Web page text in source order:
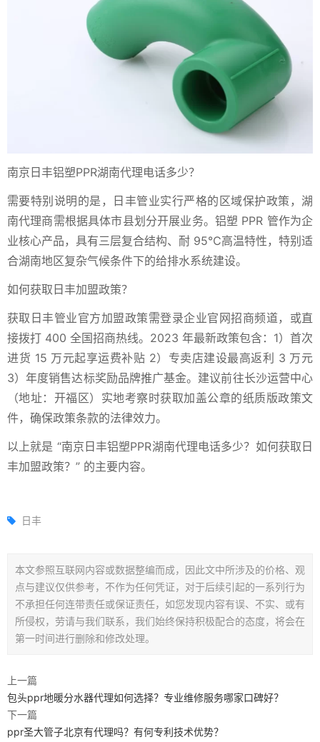
南京日丰铝塑PPR湖南代理电话多少？
需要特别说明的是，日丰管业实行严格的区域保护政策，湖
南代理商需根据具体市县划分开展业务。铝塑 PPR 管作为企
业核心产品，具有三层复合结构、耐 95℃高温特性，特别适
合湖南地区复杂气候条件下的给排水系统建设。
如何获取日丰加盟政策？
获取日丰管业官方加盟政策需登录企业官网招商频道，或直
接拨打 400 全国招商热线。2023 年最新政策包含：1）首次
进货 15 万元起享运费补贴 2）专卖店建设最高返利 3 万元
3）年度销售达标奖励品牌推广基金。建议前往长沙运营中心
（地址：开福区）实地考察时获取加盖公章的纸质版政策文
件，确保政策条款的法律效力。
以上就是 “南京日丰铝塑PPR湖南代理电话多少？如何获取日
丰加盟政策？” 的主要内容。
日丰
本文参照互联网内容或数据整编而成，因此文中所涉及的价格、观
点与建议仅供参考，不作为任何凭证，对于后续引起的一系列行为
不承担任何连带责任或保证责任，如您发现内容有误、不实、或有
所侵权，劳请与我们联系，我们始终保持积极配合的态度，将会在
第一时间进行删除和修改处理。
上一篇
包头ppr地暖分水器代理如何选择？专业维修服务哪家口碑好？
下一篇
ppr圣大管子北京有代理吗？有何专利技术优势？